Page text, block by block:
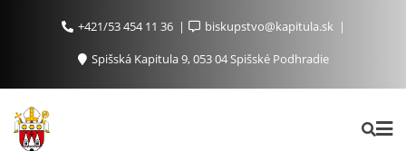
+421/53 454 11 36
biskupstvo@kapitula.sk
Spišská Kapitula 9, 053 04 Spišské Podhradie